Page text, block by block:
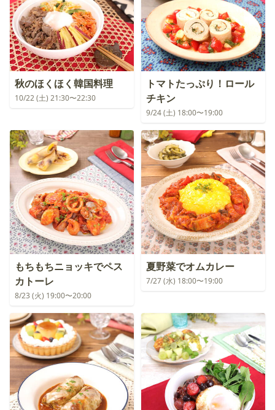
秋のほくほく韓国料理
10/22 (土) 21:30〜22:30
トマトたっぷり！ロール
チキン
9/24 (土) 18:00〜19:00
もちもちニョッキでペス
カトーレ
8/23 (火) 19:00〜20:00
夏野菜でオムカレー
7/27 (水) 18:00〜19:00